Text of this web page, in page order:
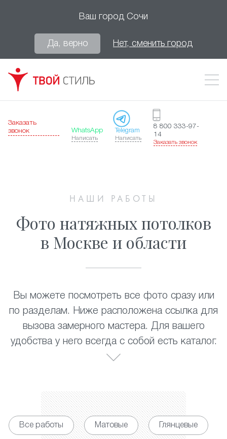
Ваш город Сочи
Да, верно Нет, сменить город
Заказать
звонок
WhatsApp
Написать
Telegram
Написать
8 800 333-97-
14
Заказать звонок
НАШИ РАБОТЫ
Фото натяжных потолков
в Москве и области
Вы можете посмотреть все фото сразу или
по разделам. Ниже расположена ссылка для
вызова замерного мастера. Для вашего
удобства у него всегда с собой есть каталог.
Все работы Матовые Глянцевые